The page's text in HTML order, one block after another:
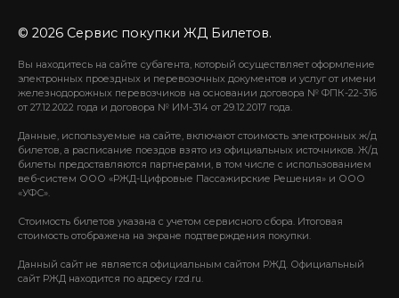
© 2026 Сервис покупки ЖД Билетов.
Вы находитесь на сайте субагента, который осуществляет оформление
электронных проездных и перевозочных документов и услуг от имени
железнодорожных перевозчиков на основании договора № ФПК-22-316
от 27.12.2022 года и договора № ИМ-314 от 29.12.2017 года.
Данные, используемые на сайте, включают стоимость электронных ж/д
билетов, а расписание поездов взято из официальных источников. Ж/д
билеты предоставляются партнерами, в том числе с использованием
веб-систем ООО «РЖД-Цифровые Пассажирские Решения» и ООО
«УФС».
Стоимость билетов указана с учетом сервисного сбора. Итоговая
стоимость отображена на экране подтверждения покупки.
Данный сайт не является официальным сайтом РЖД. Официальный
сайт РЖД находится по адресу rzd.ru.